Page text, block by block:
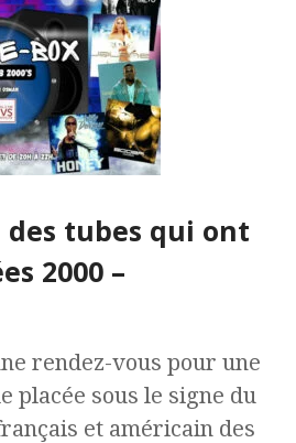
des tubes qui ont
2000 –
rendez-vous pour une
placée sous le signe du
et américain des